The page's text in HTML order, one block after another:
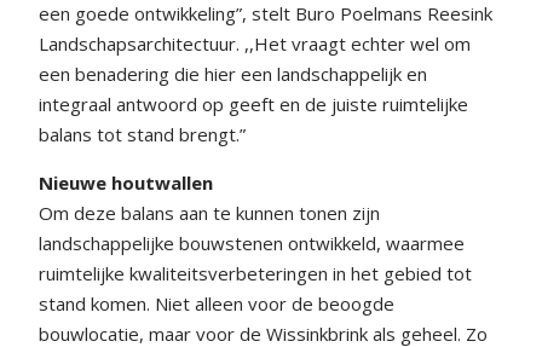
een goede ontwikkeling”, stelt Buro Poelmans Reesink
Landschapsarchitectuur. ,,Het vraagt echter wel om
een benadering die hier een landschappelijk en
integraal antwoord op geeft en de juiste ruimtelijke
balans tot stand brengt.”
Nieuwe houtwallen
Om deze balans aan te kunnen tonen zijn
landschappelijke bouwstenen ontwikkeld, waarmee
ruimtelijke kwaliteitsverbeteringen in het gebied tot
stand komen. Niet alleen voor de beoogde
bouwlocatie, maar voor de Wissinkbrink als geheel. Zo